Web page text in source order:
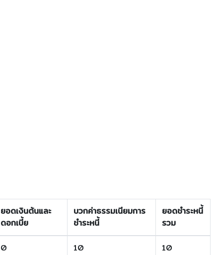
ยอดเงินต้นและ
ดอกเบี้ย
บวกค่าธรรมเนียมการ
ชำระหนี้
ยอดชำระหนี้
รวม
0 10
10